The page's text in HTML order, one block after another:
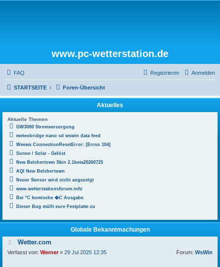
www.pc-wetterstation.de
FAQ Anmelden
Registrieren
STARTSEITE Foren-Übersicht
Aktuelles
Aktuelle Themen
GW3000 Stromversorgung
meteobridge nano sd wswin data feed
Weewx ConnectionResetError: [Errno 104]
Sonne / Solar - Gelöst
New Belchertown Skin 2.1beta20260725
AQI New Belchertown
Neuer Sensor wird nicht angezeigt
www.wetterstationsforum.info
Bei °C komische �C Ausgabe
Dieser Bug müllt eure Festplatte zu
Globale Bekanntmachungen
Wetter.com
Verfasst von: Werner» 29 Jul 2025 12:35 Forum: WsWin